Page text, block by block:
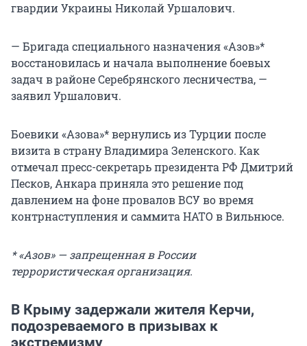
гвардии Украины Николай Уршалович.
— Бригада специального назначения «Азов»*
восстановилась и начала выполнение боевых
задач в районе Серебрянского лесничества, —
заявил Уршалович.
Боевики «Азова»* вернулись из Турции после
визита в страну Владимира Зеленского. Как
отмечал пресс-секретарь президента РФ Дмитрий
Песков, Анкара приняла это решение под
давлением на фоне провалов ВСУ во время
контрнаступления и саммита НАТО в Вильнюсе.
* «Азов» — запрещенная в России
террористическая организация.
В Крыму задержали жителя Керчи,
подозреваемого в призывах к